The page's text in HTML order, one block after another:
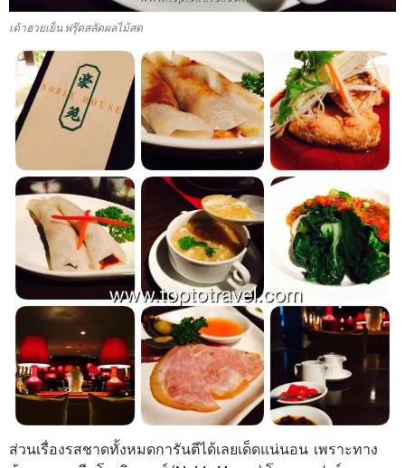
เต้าฮวยเย็น ฟรุ๊ตสลัดผลไม้สด
ส่วนเรื่องรสชาดทั้งหมดการันตีได้เลยเด็ดแน่นอน เพราะทาง